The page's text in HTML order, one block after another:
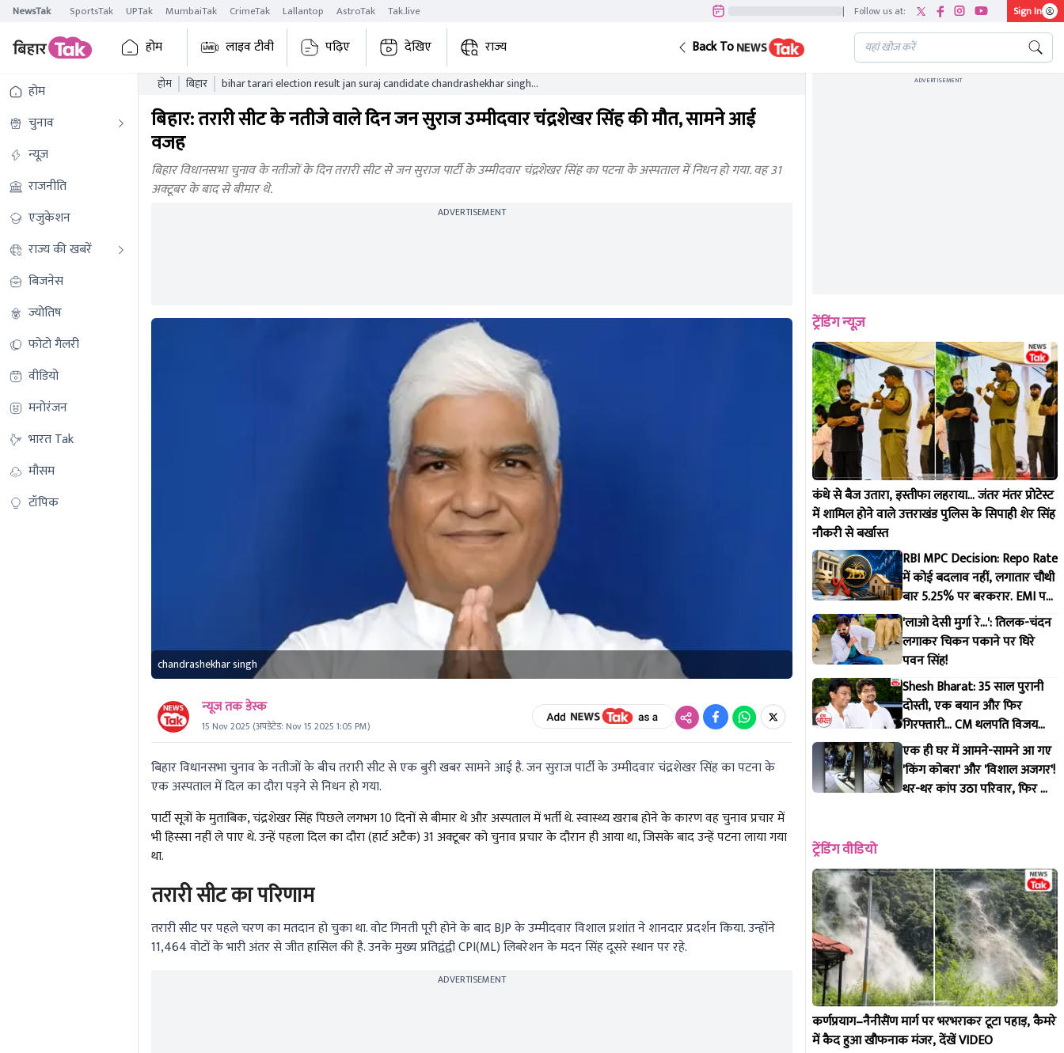
NewsTak SportsTak UPTak MumbaiTak CrimeTak Lallantop AstroTak Tak.live | Follow us at: Sign In
होम लाइव टीवी पढ़िए देखिए राज्य Back To
होम
चुनाव
न्यूज़
राजनीति
एजुकेशन
राज्य की खबरें
बिजनेस
ज्योतिष
फोटो गैलरी
वीडियो
मनोरंजन
भारत Tak
मौसम
टॉपिक
होम बिहार
bihar tarari election result jan suraj candidate chandrashekhar singh
बिहार: तरारी सीट के नतीजे वाले दिन जन सुराज उम्मीदवार चंद्रशेखर सिंह की मौत, सामने आई
वजह
बिहार विधानसभा चुनाव के नतीजों के दिन तरारी सीट से जन सुराज पार्टी के उम्मीदवार चंद्रशेखर सिंह का पटना के अस्पताल में निधन हो गया. वह 31
अक्टूबर के बाद से बीमार थे.
ADVERTISEMENT
chandrashekhar singh
न्यूज तक डेस्क
15 Nov 2025 (अपडेटेड: Nov 15 2025 1:05 PM)
बिहार विधानसभा चुनाव के नतीजों के बीच तरारी सीट से एक बुरी खबर सामने आई है. जन सुराज पार्टी के उम्मीदवार चंद्रशेखर सिंह का पटना के
एक अस्पताल में दिल का दौरा पड़ने से निधन हो गया.
पार्टी सूत्रों के मुताबिक, चंद्रशेखर सिंह पिछले लगभग 10 दिनों से बीमार थे और अस्पताल में भर्ती थे. स्वास्थ्य खराब होने के कारण वह चुनाव प्रचार में
भी हिस्सा नहीं ले पाए थे. उन्हें पहला दिल का दौरा (हार्ट अटैक) 31 अक्टूबर को चुनाव प्रचार के दौरान ही आया था, जिसके बाद उन्हें पटना लाया गया
था.
तरारी सीट का परिणाम
तरारी सीट पर पहले चरण का मतदान हो चुका था. वोट गिनती पूरी होने के बाद BJP के उम्मीदवार विशाल प्रशांत ने शानदार प्रदर्शन किया. उन्होंने
11,464 वोटों के भारी अंतर से जीत हासिल की है. उनके मुख्य प्रतिद्वंद्वी CPI(ML) लिबरेशन के मदन सिंह दूसरे स्थान पर रहे.
ADVERTISEMENT
ADVERTISEMENT
ट्रेंडिंग न्यूज़
कंधे से बैज उतारा, इस्तीफा लहराया... जंतर मंतर प्रोटेस्ट
में शामिल होने वाले उत्तराखंड पुलिस के सिपाही शेर सिंह
नौकरी से बर्खास्त
RBI MPC Decision: Repo Rate
में कोई बदलाव नहीं, लगातार चौथी
बार 5.25% पर बरकरार. EMI पर
फिलहाल नहीं मिलेगी राहत
'लाओ देसी मुर्गा रे...': तिलक-चंदन
लगाकर चिकन पकाने पर घिरे
पवन सिंह!
Shesh Bharat: 35 साल पुरानी
दोस्ती, एक बयान और फिर
गिरफ्तारी... CM थलपति विजय
और उदयनिधि की दोस्ती दुश्मनी में
क्यों बदली? जानिए पूरी कहानी
एक ही घर में आमने-सामने आ गए
'किंग कोबरा' और 'विशाल अजगर'!
थर-थर कांप उठा परिवार, फिर जो
ट्रेंडिंग वीडियो
कर्णप्रयाग–नैनीसैंण मार्ग पर भरभराकर टूटा पहाड़, कैमरे
में कैद हुआ खौफनाक मंजर, देंखें VIDEO